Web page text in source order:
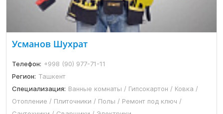
Усманов Шухрат
Телефон: +998 (90) 977-71-11
Регион: Ташкент
Специализация: Ванные комнаты / Гипсокартон / Ковка /
Отопление / Плиточники / Полы / Ремонт под ключ /